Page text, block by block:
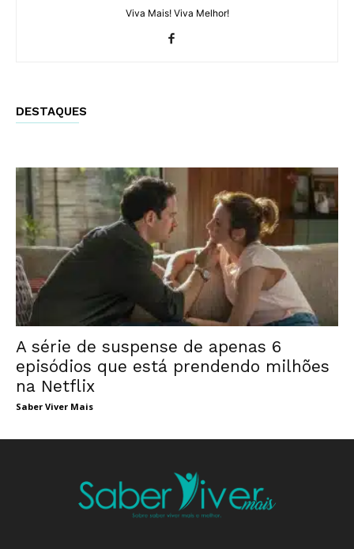
Viva Mais! Viva Melhor!
DESTAQUES
A série de suspense de apenas 6
episódios que está prendendo milhões
na Netflix
Saber Viver Mais